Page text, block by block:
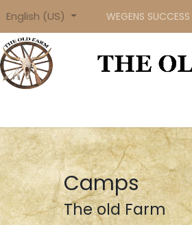
English (US) WEGENS
Camps
The old Farm